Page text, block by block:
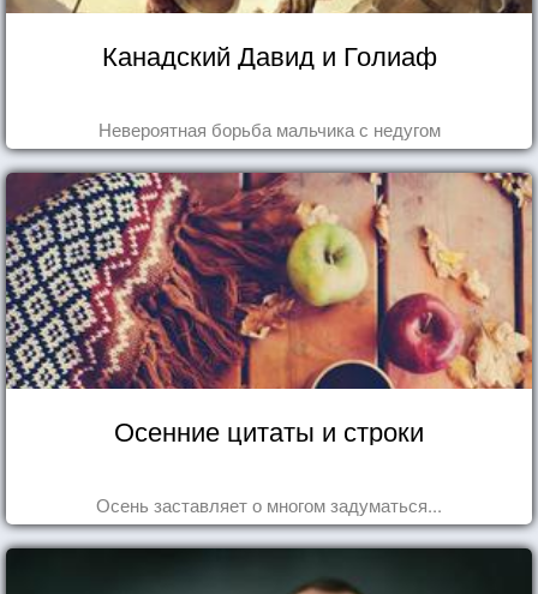
Канадский Давид и Голиаф
Невероятная борьба мальчика с недугом
Осенние цитаты и строки
Осень заставляет о многом задуматься...